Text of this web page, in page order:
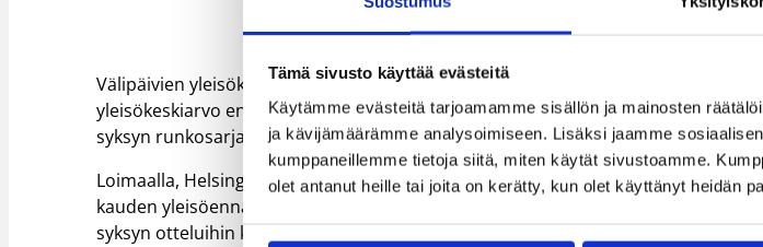
Tämä sivusto käyttää evästeitä
Käytämme evästeitä tarjoamamme sisällön ja mainosten
ja kävijämäärämme analysoimiseen. Lisäksi jaamme
kumppaneillemme tietoja siitä, miten käytät sivustoamme.
olet antanut heille tai joita on kerätty, kun olet käyttänyt heidän
Välipäivien yleisökeskiarvo oli 1 106 katsojaa ja hallien istumapaikkojen
yleisökeskiarvo ennen joulutaukoa oli 867 eli välipäivien pelit vetivät 27
syksyn runkosarjan ottelut.
Loimaalla, Helsingissä, Joensuussa, Kauhajoella, Kotkassa, Lahdessa ja Salossa
kauden yleisöennätys. Kaikki 12 joukkuetta keräsivät kuitenkin välipäivien
syksyn otteluihin keskimäärin.